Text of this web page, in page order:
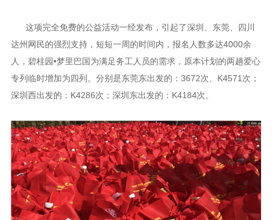
这项完全免费的公益活动一经发布，引起了深圳、东莞、四川
达州网民的强烈支持，短短一周的时间内，报名人数多达4000余
人，碧桂园•梦里巴国为满足务工人员的需求，原本计划的两趟爱心
专列临时增加为四列。分别是东莞东出发的：3672次、K4571次；
深圳西出发的：K4286次；深圳东出发的：K4184次。